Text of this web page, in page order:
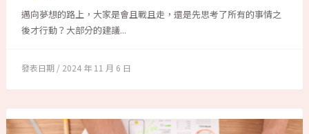
邁向夢想的路上，大家是會且戰且走，還是先思考了所有的事情之
後才行動？大部分的建議...
2024 年 11 月 6 日